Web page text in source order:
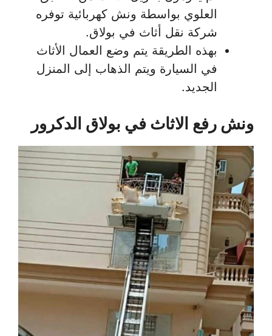
العلوي بواسطة ونش كهربائية توفره
شركة نقل أثاث في بولاق.
بهذه الطريقة يتم وضع العمال الأثاث
في السيارة ويتم الذهاب إلى المنزل
الجديد.
ونش رفع الاثاث في بولاق الدكرور